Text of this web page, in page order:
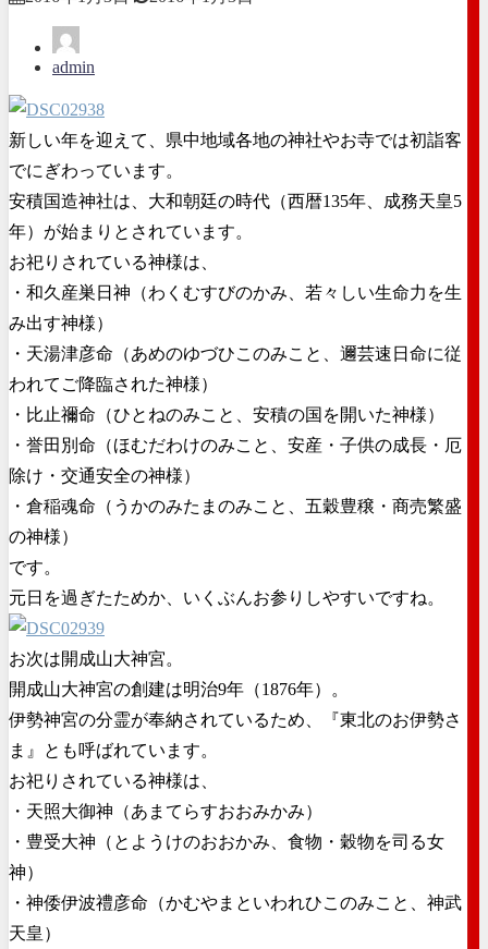
admin
新しい年を迎えて、県中地域各地の神社やお寺では初詣客
でにぎわっています。
安積国造神社は、大和朝廷の時代（西暦135年、成務天皇5
年）が始まりとされています。
お祀りされている神様は、
・和久産巣日神（わくむすびのかみ、若々しい生命力を生
み出す神様）
・天湯津彦命（あめのゆづひこのみこと、邇芸速日命に従
われてご降臨された神様）
・比止禰命（ひとねのみこと、安積の国を開いた神様）
・誉田別命（ほむだわけのみこと、安産・子供の成長・厄
除け・交通安全の神様）
・倉稲魂命（うかのみたまのみこと、五穀豊穣・商売繁盛
の神様）
です。
元日を過ぎたためか、いくぶんお参りしやすいですね。
お次は開成山大神宮。
開成山大神宮の創建は明治9年（1876年）。
伊勢神宮の分霊が奉納されているため、『東北のお伊勢さ
ま』とも呼ばれています。
お祀りされている神様は、
・天照大御神（あまてらすおおみかみ）
・豊受大神（とようけのおおかみ、食物・穀物を司る女
神）
・神倭伊波禮彦命（かむやまといわれひこのみこと、神武
天皇）